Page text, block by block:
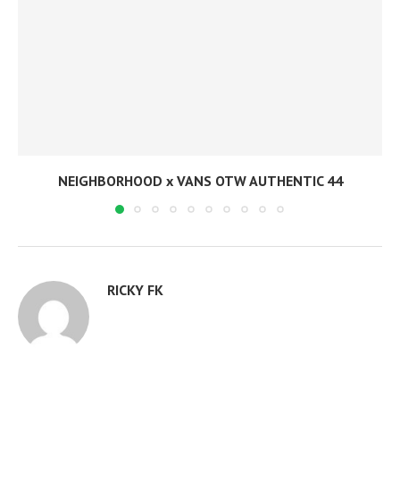
NEIGHBORHOOD x VANS OTW AUTHENTIC 44
RICKY FK